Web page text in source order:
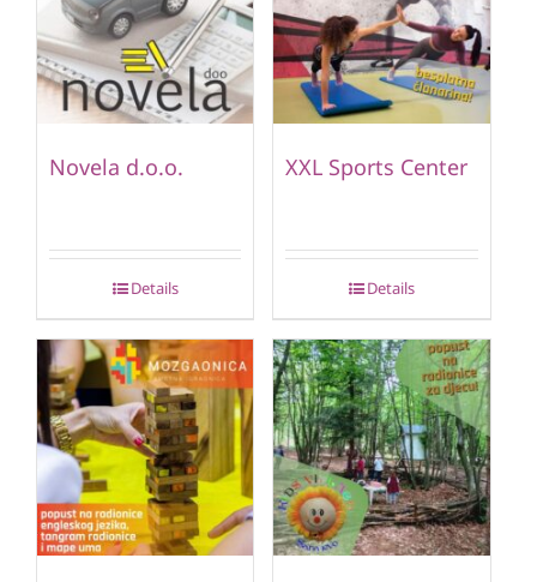
Novela d.o.o.
Details
XXL Sports Center
Details